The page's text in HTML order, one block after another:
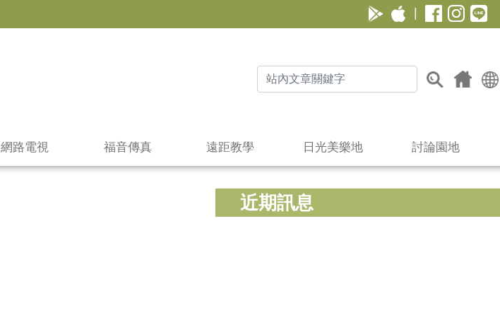
網路電視 福音傳真 遠距教學 日光美樂地 討論園地
近期訊息